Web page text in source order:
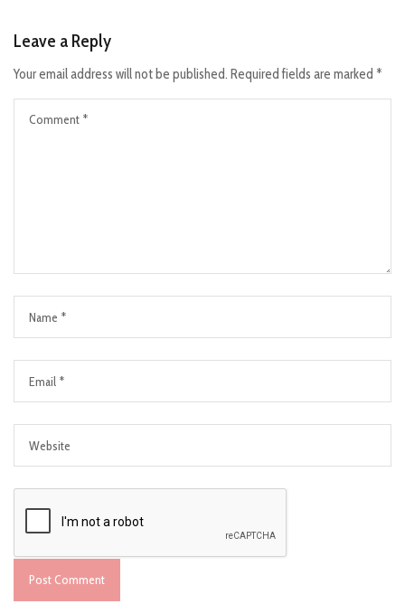
Leave a Reply
Your email address will not be published. Required fields are marked *